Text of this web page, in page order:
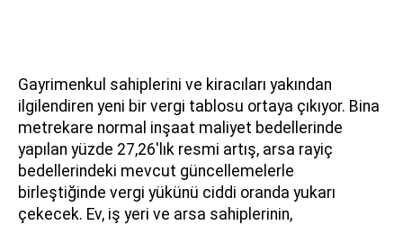
Gayrimenkul sahiplerini ve kiracıları yakından
ilgilendiren yeni bir vergi tablosu ortaya çıkıyor. Bina
metrekare normal inşaat maliyet bedellerinde
yapılan yüzde 27,26'lık resmi artış, arsa rayiç
bedellerindeki mevcut güncellemelerle
birleştiğinde vergi yükünü ciddi oranda yukarı
çekecek. Ev, iş yeri ve arsa sahiplerinin,